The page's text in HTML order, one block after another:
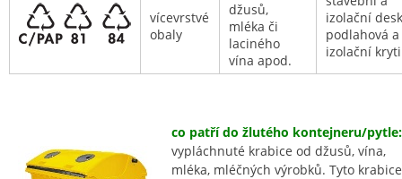
vícevrstvé
obaly
džusů,
mléka či
laciného
vína apod.
izolační
podlahová a
izolační
co patří do žlutého kontejneru/pytle:
vypláchnuté krabice od džusů, vína,
mléka, mléčných výrobků. Tyto